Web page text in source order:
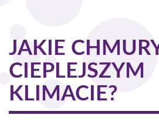
JAKIE
CIEPLEJSZYM
KLIMACIE?